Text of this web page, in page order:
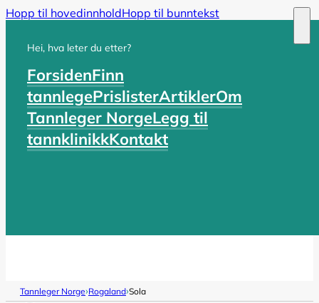
Hopp til hovedinnholdHopp til bunntekst
Hei, hva leter du etter?
ForsidenFinn
tannlegePrislisterArtiklerOm
Tannleger NorgeLegg til
tannklinikkKontakt
Tannleger Norge›Rogaland›Sola